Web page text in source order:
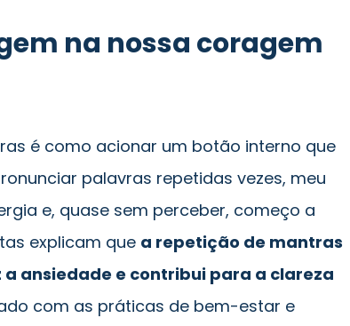
na nossa coragem
é como acionar um botão interno que
palavras repetidas vezes, meu
e, quase sem perceber, começo a
explicam que a repetição de mantras
ansiedade e contribui para a clareza
com as práticas de bem-estar e